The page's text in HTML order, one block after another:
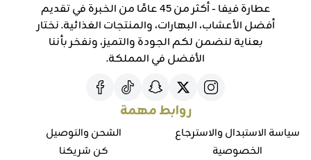
عطارة فيفا - أكثر من 45 عامًا من الخبرة في تقديم
أفضل الأعشاب، البهارات، والمنتجات الغذائية. نختار
بعناية لنضمن لكم الجودة والتميز، ونفخر بأننا
الأفضل في المملكة.
روابط مهمة
سياسة الاستبدال والاسترجاع
الخصوصية
الشحن والتوصيل
كن شريكنا